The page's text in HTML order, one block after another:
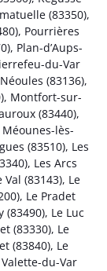
(83350),
, Pourrières
, Plan-d’Aups-
du-Var
Néoules (83136),
, Montfort-sur-
(83440),
Méounes-lès-
(83510), Les
, Les Arcs
Val (83143), Le
, Le Pradet
(83490), Le Luc
(83330), Le
(83840), Le
Valette-du-Var